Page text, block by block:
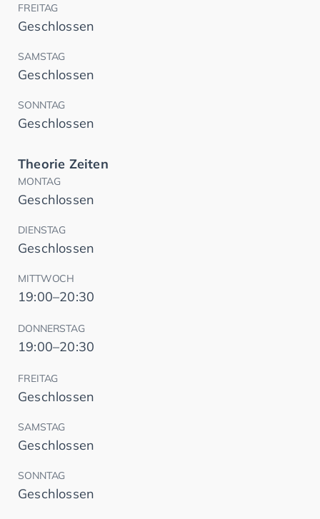
FREITAG
Geschlossen
SAMSTAG
Geschlossen
SONNTAG
Geschlossen
Theorie Zeiten
MONTAG
Geschlossen
DIENSTAG
Geschlossen
MITTWOCH
19:00–20:30
DONNERSTAG
19:00–20:30
FREITAG
Geschlossen
SAMSTAG
Geschlossen
SONNTAG
Geschlossen